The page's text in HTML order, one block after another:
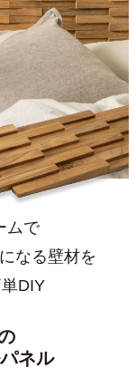
ムで
なる壁材を
DIY
ネル